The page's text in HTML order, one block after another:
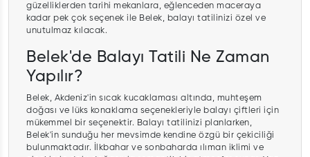
güzelliklerden tarihi mekanlara, eğlenceden maceraya
kadar pek çok seçenek ile Belek, balayı tatilinizi özel ve
unutulmaz kılacak.
Belek'de Balayı Tatili Ne Zaman
Yapılır?
Belek, Akdeniz'in sıcak kucaklaması altında, muhteşem
doğası ve lüks konaklama seçenekleriyle balayı çiftleri için
mükemmel bir seçenektir. Balayı tatilinizi planlarken,
Belek'in sunduğu her mevsimde kendine özgü bir çekiciliği
bulunmaktadır. İlkbahar ve sonbaharda ılıman iklimi ve